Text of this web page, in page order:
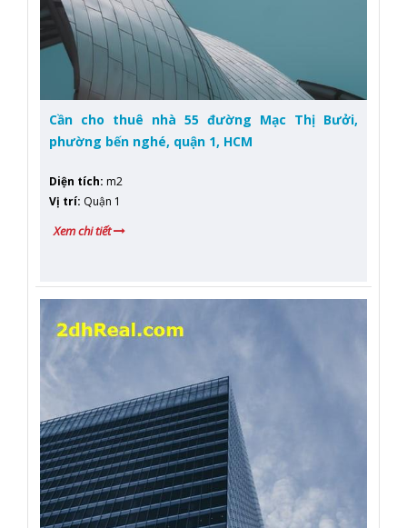
Cần cho thuê nhà 55 đường Mạc Thị Bưởi,
phường bến nghé, quận 1, HCM
Diện tích: m2
Vị trí: Quận 1
Xem chi tiết